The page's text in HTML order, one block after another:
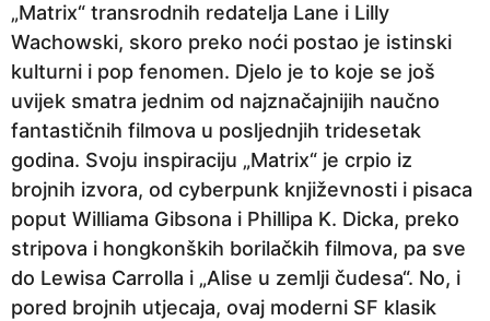
o
d
i
n
a
p
r
i
j
e
„Matrix“ transrodnih redatelja Lane i Lilly
Wachowski, skoro preko noći postao je istinski
kulturni i pop fenomen. Djelo je to koje se još
uvijek smatra jednim od najznačajnijih naučno
fantastičnih filmova u posljednjih tridesetak
godina. Svoju inspiraciju „Matrix“ je crpio iz
brojnih izvora, od cyberpunk književnosti i pisaca
poput Williama Gibsona i Phillipa K. Dicka, preko
stripova i hongkonških borilačkih filmova, pa sve
do Lewisa Carrolla i „Alise u zemlji čudesa“. No, i
pored brojnih utjecaja, ovaj moderni SF klasik